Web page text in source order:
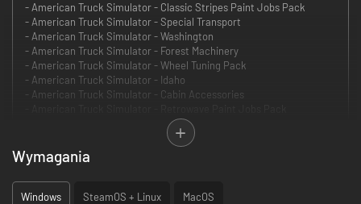
- American Truck Simulator - Classic Stripes Paint Jobs Pack
- American Truck Simulator - Special Transport
- American Truck Simulator - Washington
- American Truck Simulator - Forest Machinery
- American Truck Simulator - Wheel Tuning Pack
- American Truck Simulator - Idaho
- American Truck Simulator - Cabin Accessories
- American Truck Simulator - Sports Paint Jobs Pack
Take your trucking to the next level with the Premium Edition of
American Truck Simulator! Featuring more map expansions, cargoes,
tuning gear, and custom paint jobs, every haul feels bigger and more
rewarding. This edition is built for players who want to expand their
Wymagania
Windows SteamOS + Linux MacOS